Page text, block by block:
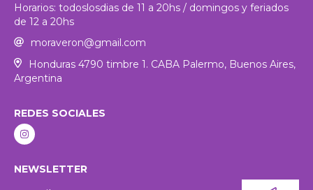
Horarios: todoslosdias de 11 a 20hs / domingos y feriados
de 12 a 20hs
moraveron@gmail.com
Honduras 4790 timbre 1. CABA Palermo, Buenos Aires,
Argentina
REDES SOCIALES
NEWSLETTER